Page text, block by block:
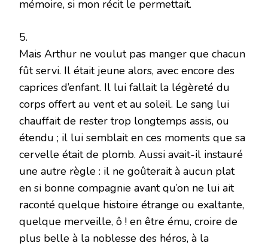
mémoire, si mon récit le permettait.
5.
Mais Arthur ne voulut pas manger que chacun
fût servi. Il était jeune alors, avec encore des
caprices d’enfant. Il lui fallait la légèreté du
corps offert au vent et au soleil. Le sang lui
chauffait de rester trop longtemps assis, ou
étendu ; il lui semblait en ces moments que sa
cervelle était de plomb. Aussi avait-il instauré
une autre règle : il ne goûterait à aucun plat
en si bonne compagnie avant qu’on ne lui ait
raconté quelque histoire étrange ou exaltante,
quelque merveille, ô ! en être ému, croire de
plus belle à la noblesse des héros, à la